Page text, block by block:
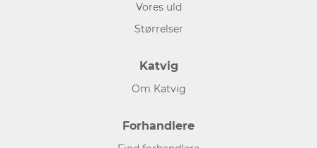
Vores uld
Størrelser
Katvig
Om Katvig
Forhandlere